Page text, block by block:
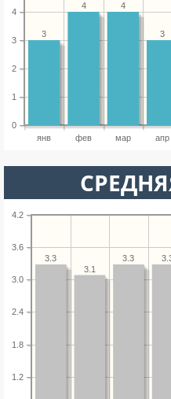
янв фев мар апр
0
1
2
3
4
3
4
4
3
1.2
1.8
2.4
3.0
3.6
4.2
3.3
3.1
3.3